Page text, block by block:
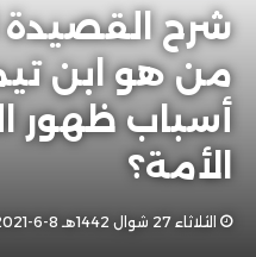
من هو ابن
أسباب ظهور
الأمة؟
الثلاثاء 27 شوال 1442هـ 8-6-2021م